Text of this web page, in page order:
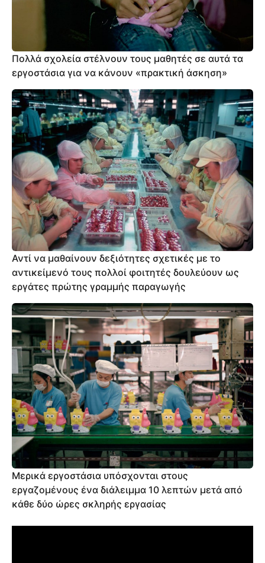
Πολλά σχολεία στέλνουν τους μαθητές σε αυτά τα
εργοστάσια για να κάνουν «πρακτική άσκηση»
Αντί να μαθαίνουν δεξιότητες σχετικές με το
αντικείμενό τους πολλοί φοιτητές δουλεύουν ως
εργάτες πρώτης γραμμής παραγωγής
Μερικά εργοστάσια υπόσχονται στους
εργαζομένους ένα διάλειμμα 10 λεπτών μετά από
κάθε δύο ώρες σκληρής εργασίας